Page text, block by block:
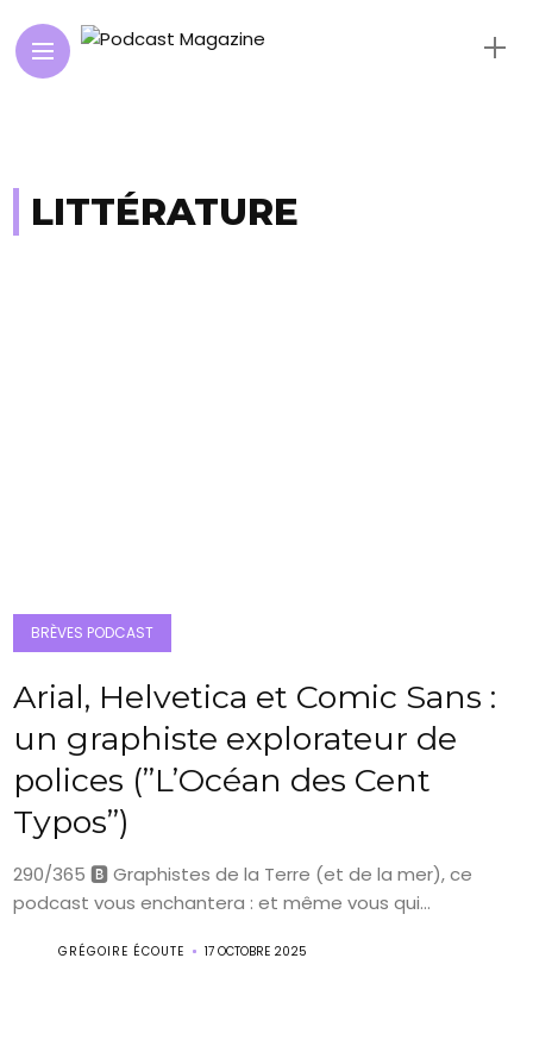
LITTÉRATURE
BRÈVES PODCAST
Arial, Helvetica et Comic Sans :
un graphiste explorateur de
polices (”L’Océan des Cent
Typos”)
290/365 🅱️ Graphistes de la Terre (et de la mer), ce
podcast vous enchantera : et même vous qui...
GRÉGOIRE ÉCOUTE 17 OCTOBRE 2025